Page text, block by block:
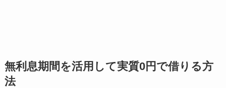
無利息期間を活用して実質0円で借りる方
法